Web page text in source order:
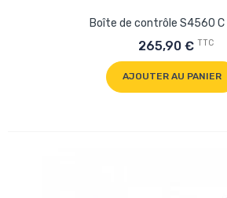
Boîte de contrôle S4560 C
265,90 € TTC
AJOUTER AU PANIER